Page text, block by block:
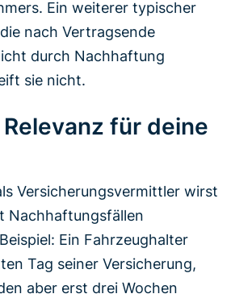
Ein weiterer typischer
nach Vertragsende
durch Nachhaftung
sie nicht.
für deine
Versicherungsvermittler wirst
Nachhaftungsfällen
Ein Fahrzeughalter
Tag seiner Versicherung,
aber erst drei Wochen